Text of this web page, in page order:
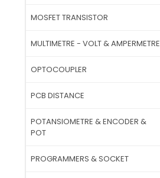
MOSFET TRANSISTOR
MULTIMETRE - VOLT & AMPERMETRE
OPTOCOUPLER
PCB DISTANCE
POTANSIOMETRE & ENCODER &
POT
PROGRAMMERS & SOCKET